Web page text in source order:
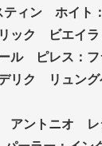
ィン ホイト
ク ビエイラ
ピレス：フ
ク リュング
ントニオ レ